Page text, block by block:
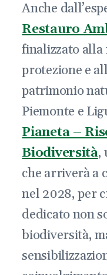
Anche
Restauro
finalizzato alla
protezione e
patrimonio
Piemonte e
Pianeta –
Biodiversità,
che arriverà a
nel 2028, per
dedicato non
biodiversità,